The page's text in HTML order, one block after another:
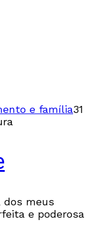
e família31
dos meus
e poderosa